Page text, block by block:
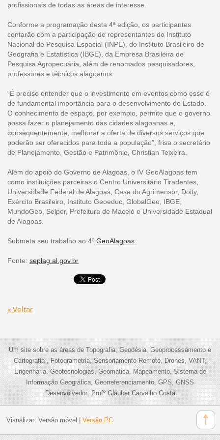
profissionais de todas as áreas de interesse.
Conforme a programação desta 4ª edição, os participantes
contarão com a participação de representantes do Instituto
Nacional de Pesquisa Espacial (INPE), do Instituto Brasileiro de
Geografia e Estatística (IBGE), da Empresa Brasileira de
Pesquisa Agropecuária, além de renomados pesquisadores,
professores e técnicos alagoanos.
“É preciso entender que o investimento em eventos como esse é
de fundamental importância para o desenvolvimento do Estado.
O conhecimento de espaço, por exemplo, permite que o governo
possa fazer o planejamento das cidades alagoanas e,
consequentemente, melhorar a oferta de diversos serviços que
poderão ser oferecidos para toda a população”, frisa o secretário
de Planejamento, Gestão e Patrimônio, Christian Teixeira.
Além do apoio do Governo de Alagoas, o IV GeoAlagoas tem
como instituições parceiras o Centro Universitário Tiradentes,
Universidade Federal de Alagoas, Casa do Agrimensor, Doity,
Exército Brasileiro, Instituto Geoeduc, GlobalGeo, IBGE,
MundoGeo, Selper, Prefeitura de Maceió e Universidade Estadual
de Alagoas.
Submeta seu trabalho ao 4º GeoAlagoas.
Fonte: seplag.al.gov.br
« Voltar
Um site sobre as áreas de Topografia, Geodésia, Geoprocessamento e
Cartografia , Fotogrametria, Sensoriamento Remoto, Drones, VANT,
Engenharia, Geotecnologias, Geomática, Mapeamento, Sistema de
Informação Geográfica, Georreferenciamento, GPS, GNSS
Desenvolvedor: Profº Glauber Carvalho Costa
Visualizar: Versão móvel Versão PC